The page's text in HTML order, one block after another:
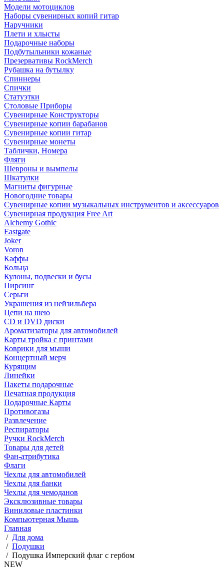
Модели мотоциклов
Наборы сувенирных копий гитар
Наручники
Плети и хлысты
Подарочные наборы
Подбутыльники кожаные
Презервативы RockMerch
Рубашка на бутылку
Спиннеры
Спички
Статуэтки
Столовые Приборы
Сувенирные Конструкторы
Сувенирные копии барабанов
Сувенирные копии гитар
Сувенирные монеты
Таблички, Номера
Фляги
Шевроны и вымпелы
Шкатулки
Магниты фигурные
Новогодние товары
Сувенирные копии музыкальных инструментов и аксессуаров
Сувенирная продукция Free Art
Alchemy Gothic
Eastgate
Joker
Voron
Каффы
Кольца
Кулоны, подвески и бусы
Пирсинг
Серьги
Украшения из нейзильбера
Цепи на шею
CD и DVD диски
Ароматизаторы для автомобилей
Карты тройка с принтами
Коврики для мыши
Концертный мерч
Курящим
Линейки
Пакеты подарочные
Печатная продукция
Подарочные Карты
Противогазы
Развлечение
Респираторы
Ручки RockMerch
Товары для детей
Фан-атрибутика
Флаги
Чехлы для автомобилей
Чехлы для банки
Чехлы для чемоданов
Эксклюзивные товары
Виниловые пластинки
Компьютерная Мышь
Главная
/ Для дома
/ Подушки
/ Подушка Имперский флаг с гербом
NEW